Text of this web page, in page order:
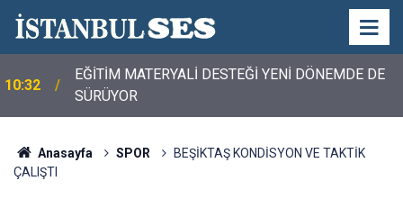
10:32
EĞİTİM MATERYALİ DESTEĞİ YENİ DÖNEMDE DE
SÜRÜYOR
Anasayfa SPOR
BEŞİKTAŞ KONDİSYON VE TAKTİK
ÇALIŞTI